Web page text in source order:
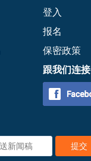
登入
报名
保密政策
跟我们连接